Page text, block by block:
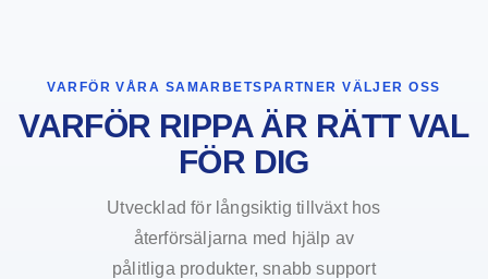
VARFÖR VÅRA SAMARBETSPARTNER VÄLJER OSS
VARFÖR RIPPA ÄR RÄTT VAL
FÖR DIG
Utvecklad för långsiktig tillväxt hos
återförsäljarna med hjälp av
pålitliga produkter, snabb support